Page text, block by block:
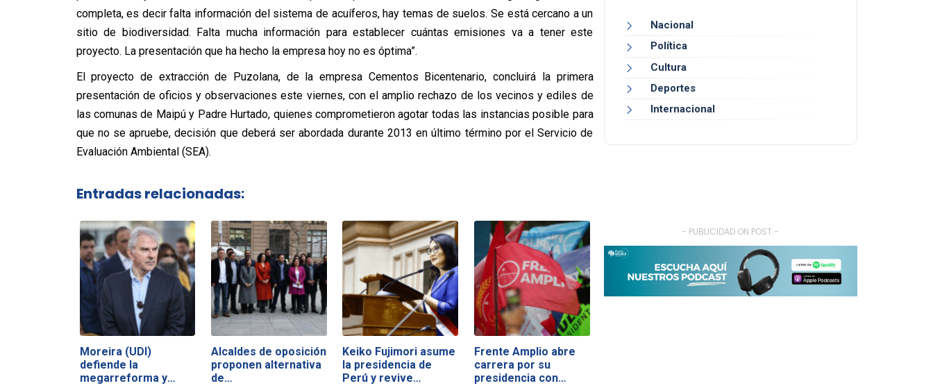
completa, es decir falta información del sistema de acuíferos, hay temas de suelos. Se está cercano a un
sitio de biodiversidad. Falta mucha información para establecer cuántas emisiones va a tener este
proyecto. La presentación que ha hecho la empresa hoy no es óptima”.
El proyecto de extracción de Puzolana, de la empresa Cementos Bicentenario, concluirá la primera
presentación de oficios y observaciones este viernes, con el amplio rechazo de los vecinos y ediles de
las comunas de Maipú y Padre Hurtado, quienes comprometieron agotar todas las instancias posible para
que no se apruebe, decisión que deberá ser abordada durante 2013 en último término por el Servicio de
Evaluación Ambiental (SEA).
Entradas relacionadas:
Moreira (UDI)
defiende la
megarreforma y
Alcaldes de oposición
proponen alternativa
de…
Keiko Fujimori asume
la presidencia de
Perú y revive…
Frente Amplio abre
carrera por su
presidencia con…
Nacional
Política
Cultura
Deportes
Internacional
- PUBLICIDAD ON POST -